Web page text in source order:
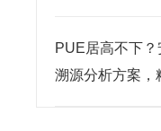
PUE居高不下
溯源分析方案，